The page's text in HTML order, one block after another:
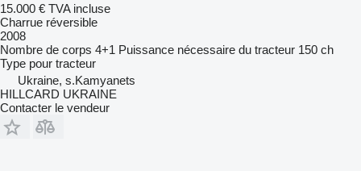
15.000 € TVA incluse
Charrue réversible
2008
Nombre de corps 4+1 Puissance nécessaire du tracteur 150 ch
Type pour tracteur
Ukraine, s.Kamyanets
HILLCARD UKRAINE
Contacter le vendeur